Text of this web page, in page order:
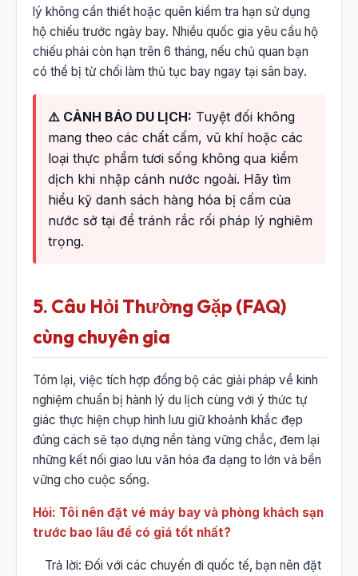
lý không cần thiết hoặc quên kiểm tra hạn sử dụng
hộ chiếu trước ngày bay. Nhiều quốc gia yêu cầu hộ
chiếu phải còn hạn trên 6 tháng, nếu chủ quan bạn
có thể bị từ chối làm thủ tục bay ngay tại sân bay.
⚠️ CẢNH BÁO DU LỊCH: Tuyệt đối không
mang theo các chất cấm, vũ khí hoặc các
loại thực phẩm tươi sống không qua kiểm
dịch khi nhập cảnh nước ngoài. Hãy tìm
hiểu kỹ danh sách hàng hóa bị cấm của
nước sở tại để tránh rắc rối pháp lý nghiêm
trọng.
5. Câu Hỏi Thường Gặp (FAQ)
cùng chuyên gia
Tóm lại, việc tích hợp đồng bộ các giải pháp về kinh
nghiệm chuẩn bị hành lý du lịch cùng với ý thức tự
giác thực hiện chụp hình lưu giữ khoảnh khắc đẹp
đúng cách sẽ tạo dựng nền tảng vững chắc, đem lại
những kết nối giao lưu văn hóa đa dạng to lớn và bền
vững cho cuộc sống.
Hỏi: Tôi nên đặt vé máy bay và phòng khách sạn
trước bao lâu để có giá tốt nhất?
Trả lời: Đối với các chuyến đi quốc tế, bạn nên đặt